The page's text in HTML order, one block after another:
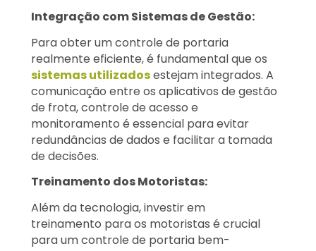
Integração com Sistemas de Gestão:
Para obter um controle de portaria
realmente eficiente, é fundamental que os
sistemas utilizadosestejam integrados. A
comunicação entre os aplicativos de gestão
de frota, controle de acesso e
monitoramento é essencial para evitar
redundâncias de dados e facilitar a tomada
de decisões.
Treinamento dos Motoristas:
Além da tecnologia, investir em
treinamento para os motoristas é crucial
para um controle de portaria bem-